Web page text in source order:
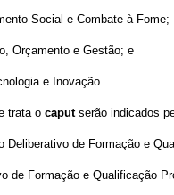
Social e Combate à Fome;
Orçamento e Gestão; e
e Inovação.
trata ocaputserão indicados
Deliberativo de Formação e
de Formação e Qualificação